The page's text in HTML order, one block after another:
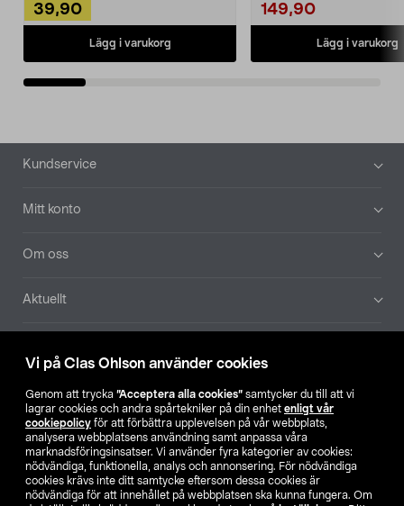
Vi på Clas Ohlson använder cookies
Genom att trycka ”Acceptera alla cookies” samtycker du till att vi
lagrar cookies och andra spårtekniker på din enhet enligt vår
cookiepolicy för att förbättra upplevelsen på vår webbplats,
analysera webbplatsens användning samt anpassa våra
marknadsföringsinsatser. Vi använder fyra kategorier av cookies:
nödvändiga, funktionella, analys och annonsering. För nödvändiga
cookies krävs inte ditt samtycke eftersom dessa cookies är
nödvändiga för att innehållet på webbplatsen ska kunna fungera. Om
39,90
Lägg i varukorg
149,90
Lägg i varukorg
Sidfot
Kundservice
Mitt konto
Om oss
Aktuellt
Hitta butik
SE NO FI